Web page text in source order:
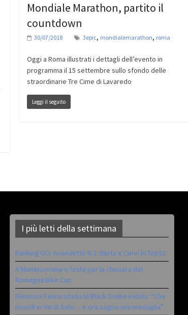
Mondiale Marathon, partito il
countdown
30/07/2018 3epic, mondialemarathon, roma
Oggi a Roma illustrati i dettagli dell’evento in
programma il 15 settembre sullo sfondo delle
straordinarie Tre Cime di Lavaredo
Leggi il seguito
I più letti della settimana
Ranking UCI: Avondetto N.2. Berta e Corvi in Top10
A Montecoronaro festa per la chiusura del
Romagna Bike Cup
Eleonora Farina studia la Black Snake iridata: “Che
ricordi in Val di Sole… e ora sogno una medaglia”